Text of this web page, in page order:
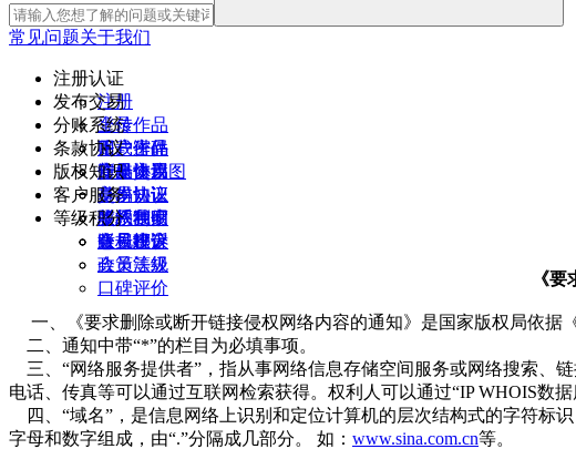
常见问题关于我们
注册认证
注册
登录
账户密码
安全设置
身份认证
签约独家
账号绑定
发布交易
上传作品
下载作品
新媒体用图
分账系统
用户进件
作品交易
条款协议
注册协议
交易协议
奖惩制度
版权知识
基本知识
版权声明
版权投诉
政策法规
客户服务
联系我们
意见建议
等级积分
会员积分
会员等级
口碑评价
《
一、《要求删除或断开链接侵权网络内容的通知》是国家版权局依据
二、通知中带“*”的栏目为必填事项。
三、“网络服务提供者”，指从事网络信息存储空间服务或网络搜索、
电话、传真等可以通过互联网检索获得。权利人可以通过“IP WHOIS数
四、“域名”，是信息网络上识别和定位计算机的层次结构式的字符标
字母和数字组成，由“.”分隔成几部分。 如： www.sina.com.cn等。